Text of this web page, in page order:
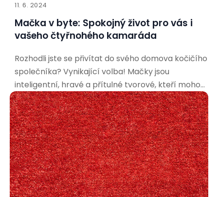
11. 6. 2024
Mačka v byte: Spokojný život pro vás i
vašeho čtyřnohého kamaráda
Rozhodli jste se přivítat do svého domova kočičího
společníka? Vynikající volba! Mačky jsou
inteligentní, hravé a přítulné tvorové, kteří mohou
přinést do vašeho života spoustu radosti. Aby bylo
soužití co nejpříjemnější pro vás i vašeho nového
spolubydlícího, je důležité připravit se a vytvořit
mu vhodné